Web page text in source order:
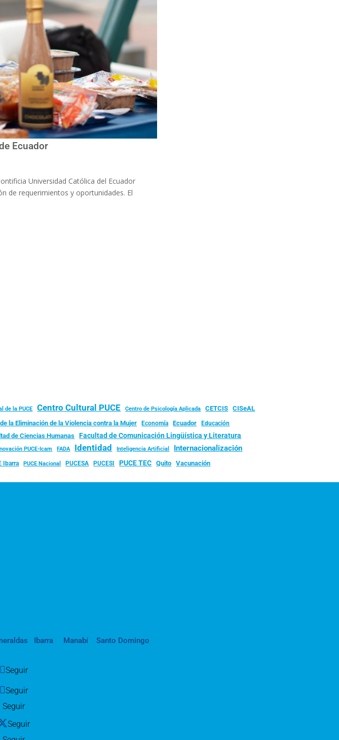
Ecuador
Universidad Católica del Ecuador
de requerimientos y oportunidades. El
de la PUCE Centro Cultural PUCE Centro de Psicología Aplicada CETCIS CISeAL
la Eliminación de la Violencia contra la Mujer Economía Ecuador
Educación
de Ciencias Humanas Facultad de Comunicación Lingüística y Literatura
PUCE-Icam FADA Identidad Inteligencia Artificial Internacionalización
Ibarra PUCE Nacional PUCESA PUCESI PUCE TEC Quito Vacunación
Ibarra Manabí Santo Domingo
Seguir
Seguir
Seguir
Seguir